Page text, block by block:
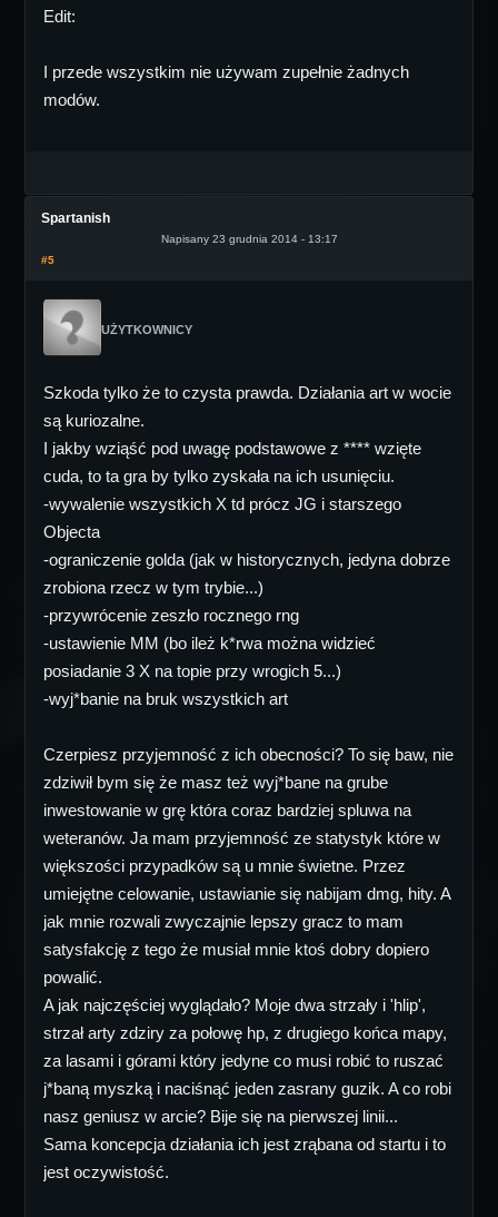
Edit:
I przede wszystkim nie używam zupełnie żadnych
modów.
Spartanish
Napisany 23 grudnia 2014 - 13:17
#5
UŻYTKOWNICY
Szkoda tylko że to czysta prawda. Działania art w wocie
są kuriozalne.
I jakby wziąść pod uwagę podstawowe z **** wzięte
cuda, to ta gra by tylko zyskała na ich usunięciu.
-wywalenie wszystkich X td prócz JG i starszego
Objecta
-ograniczenie golda (jak w historycznych, jedyna dobrze
zrobiona rzecz w tym trybie...)
-przywrócenie zeszło rocznego rng
-ustawienie MM (bo ileż k*rwa można widzieć
posiadanie 3 X na topie przy wrogich 5...)
-wyj*banie na bruk wszystkich art
Czerpiesz przyjemność z ich obecności? To się baw, nie
zdziwił bym się że masz też wyj*bane na grube
inwestowanie w grę która coraz bardziej spluwa na
weteranów. Ja mam przyjemność ze statystyk które w
większości przypadków są u mnie świetne. Przez
umiejętne celowanie, ustawianie się nabijam dmg, hity. A
jak mnie rozwali zwyczajnie lepszy gracz to mam
satysfakcję z tego że musiał mnie ktoś dobry dopiero
powalić.
A jak najczęściej wyglądało? Moje dwa strzały i 'hlip',
strzał arty zdziry za połowę hp, z drugiego końca mapy,
za lasami i górami który jedyne co musi robić to ruszać
j*baną myszką i naciśnąć jeden zasrany guzik. A co robi
nasz geniusz w arcie? Bije się na pierwszej linii...
Sama koncepcja działania ich jest zrąbana od startu i to
jest oczywistość.